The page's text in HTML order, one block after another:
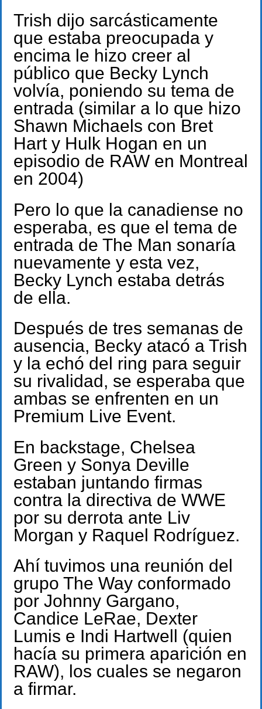
Trish dijo sarcásticamente
que estaba preocupada y
encima le hizo creer al
público que Becky Lynch
volvía, poniendo su tema de
entrada (similar a lo que hizo
Shawn Michaels con Bret
Hart y Hulk Hogan en un
episodio de RAW en Montreal
en 2004)
Pero lo que la canadiense no
esperaba, es que el tema de
entrada de The Man sonaría
nuevamente y esta vez,
Becky Lynch estaba detrás
de ella.
Después de tres semanas de
ausencia, Becky atacó a Trish
y la echó del ring para seguir
su rivalidad, se esperaba que
ambas se enfrenten en un
Premium Live Event.
En backstage, Chelsea
Green y Sonya Deville
estaban juntando firmas
contra la directiva de WWE
por su derrota ante Liv
Morgan y Raquel Rodríguez.
Ahí tuvimos una reunión del
grupo The Way conformado
por Johnny Gargano,
Candice LeRae, Dexter
Lumis e Indi Hartwell (quien
hacía su primera aparición en
RAW), los cuales se negaron
a firmar.